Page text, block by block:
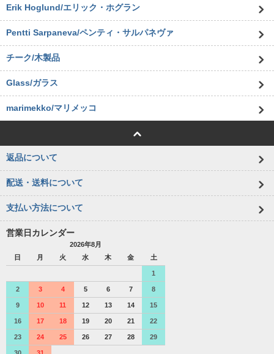
Erik Hoglund/エリック・ホグラン
Pentti Sarpaneva/ペンティ・サルパネヴァ
チーク/木製品
Glass/ガラス
marimekko/マリメッコ
返品について
配送・送料について
支払い方法について
営業日カレンダー
2026年8月
日
月 火 水 木 金 土
1
2 3 4 5 6 7 8
9 10 11 12 13 14 15
16 17 18 19 20 21 22
23 24 25 26 27 28 29